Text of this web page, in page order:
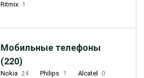
Ritmix 1
Мобильные телефоны
(220)
Nokia 24 Philips 1 Alcatel
0